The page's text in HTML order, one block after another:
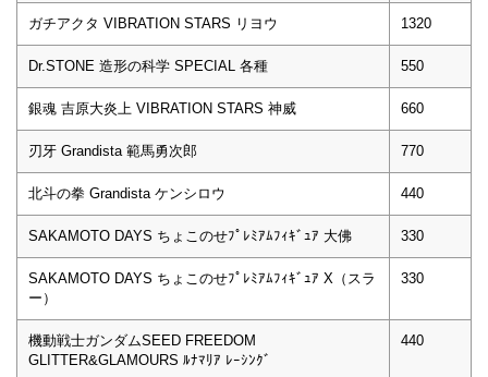
ガチアクタ VIBRATION STARS リヨウ 1320
Dr.STONE 造形の科学 SPECIAL 各種 550
銀魂 吉原大炎上 VIBRATION STARS 神威 660
刃牙 Grandista 範馬勇次郎 770
北斗の拳 Grandista ケンシロウ 440
SAKAMOTO DAYS ちょこのせﾌﾟﾚﾐｱﾑﾌｨｷﾞｭｱ 大佛 330
SAKAMOTO DAYS ちょこのせﾌﾟﾚﾐｱﾑﾌｨｷﾞｭｱ X（スラ
ー）
330
機動戦士ガンダムSEED FREEDOM
GLITTER&GLAMOURS ﾙﾅﾏﾘｱ ﾚｰｼﾝｸﾞ
440